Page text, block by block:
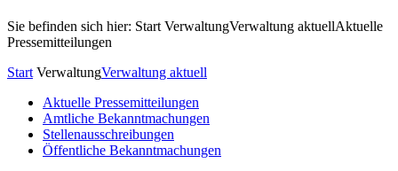
Sie befinden sich hier: Start VerwaltungVerwaltung aktuellAktuelle
Pressemitteilungen
Start VerwaltungVerwaltung aktuell
Aktuelle Pressemitteilungen
Amtliche Bekanntmachungen
Stellenausschreibungen
Öffentliche Bekanntmachungen